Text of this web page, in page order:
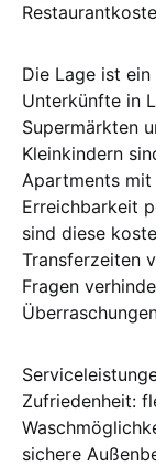
Die Lage ist
Unterkünfte in
Supermärkten
Kleinkindern
Apartments mit
Erreichbarkeit
sind diese
Transferzeiten
Fragen
Zufriedenheit:
sichere